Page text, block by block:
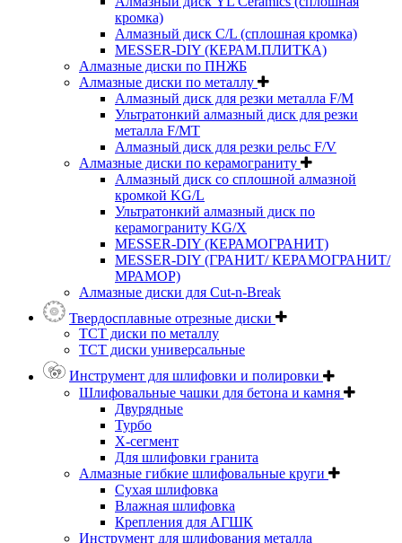
кромка)
Алмазный диск C/L (сплошная кромка)
MESSER-DIY (КЕРАМ.ПЛИТКА)
Алмазные диски по ПНЖБ
Алмазные диски по металлу
Алмазный диск для резки металла F/M
Ультратонкий алмазный диск для резки
металла F/MT
Алмазный диск для резки рельс F/V
Алмазные диски по керамограниту
Алмазный диск со сплошной алмазной
кромкой KG/L
Ультратонкий алмазный диск по
керамограниту KG/X
MESSER-DIY (КЕРАМОГРАНИТ)
MESSER-DIY (ГРАНИТ/ КЕРАМОГРАНИТ/
МРАМОР)
Алмазные диски для Cut-n-Break
Твердосплавные отрезные диски
ТСТ диски по металлу
ТСТ диски универсальные
Инструмент для шлифовки и полировки
Шлифовальные чашки для бетона и камня
Двурядные
Турбо
Х-сегмент
Для шлифовки гранита
Алмазные гибкие шлифовальные круги
Cухая шлифовка
Влажная шлифовка
Крепления для АГШК
Инструмент для шлифования металла